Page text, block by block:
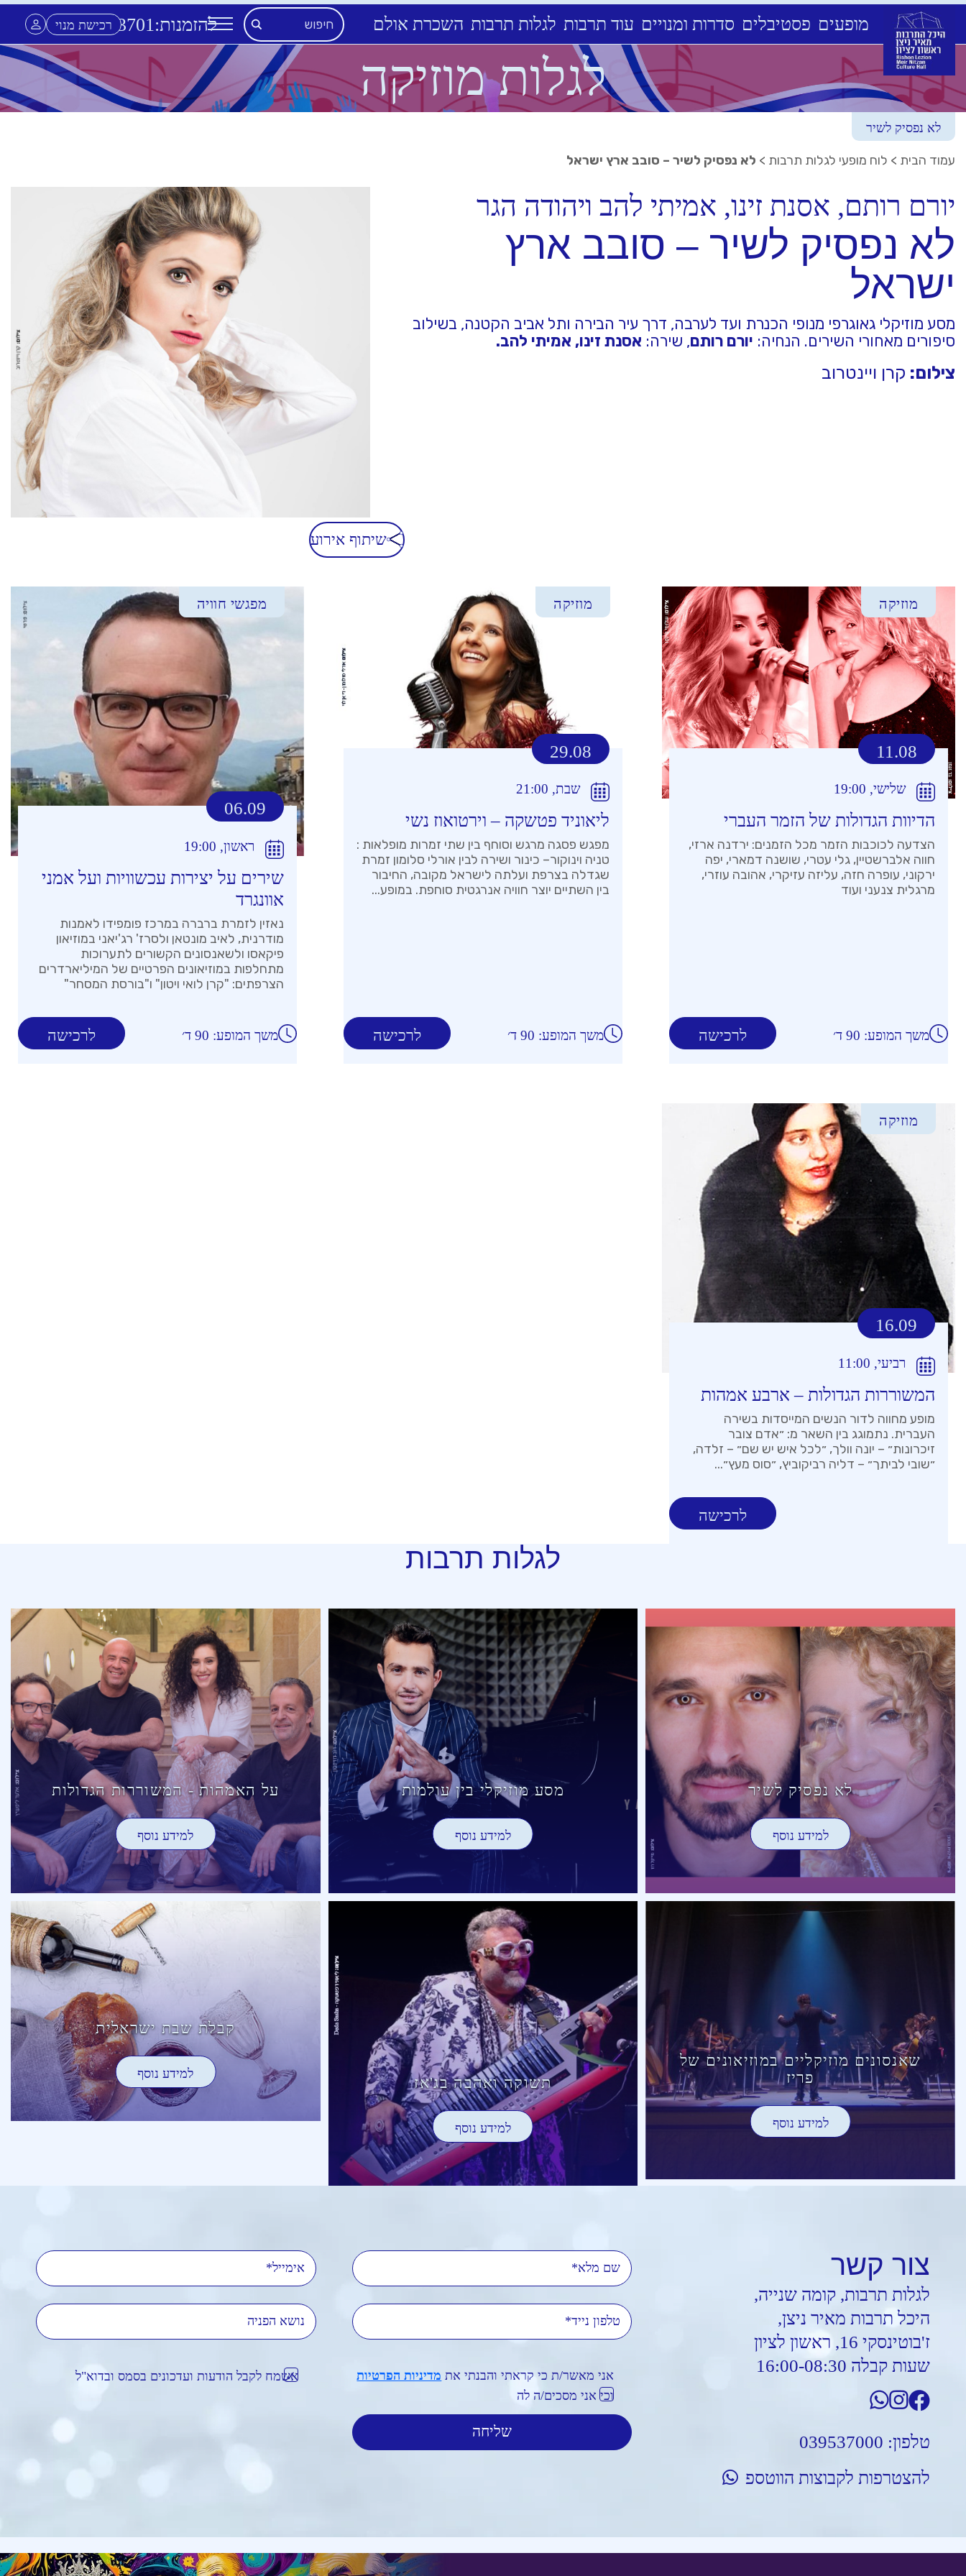
content
מופעים פסטיבלים סדרות ומנויים עוד תרבות לגלות תרבות השכרת אולם להזמנות: *3701 רכישת מנוי
לגלות מוזיקה
לא נפסיק לשיר
עמוד הבית > לוח מופעי לגלות תרבות > לא נפסיק לשיר – סובב ארץ ישראל
יורם רותם, אסנת זינו, אמיתי להב ויהודה הגר
לא נפסיק לשיר – סובב ארץ
ישראל
מסע מוזיקלי גאוגרפי מנופי הכנרת ועד לערבה, דרך עיר הבירה ותל אביב הקטנה, בשילוב
סיפורים מאחורי השירים. הנחיה: יורם רותם, שירה: אסנת זינו, אמיתי להב.
צילום: קרן ויינטרוב
שיתוף אירוע
מוזיקה
11.08
שלישי, 19:00
הדיוות הגדולות של הזמר העברי
הצדעה לכוכבות הזמר מכל הזמנים: ירדנה ארזי,
חווה אלברשטיין, גלי עטרי, שושנה דמארי, יפה
ירקוני, עופרה חזה, עליזה עזיקרי, אהובה עוזרי,
מרגלית צנעני ועוד
לרכישה משך המופע: 90 ד׳
מוזיקה
29.08
שבת, 21:00
ליאוניד פטשקה – וירטואוז נשי
מפגש פסגה מרגש וסוחף בין שתי זמרות מופלאות :
טניה וינוקור– כינור ושירה לבין אורלי סלומון זמרת
שגדלה בצרפת ועלתה לישראל מקובה, החיבור
בין השתיים יוצר חוויה אנרגטית סוחפת. במופע...
לרכישה משך המופע: 90 ד׳
מפגשי חוויה
06.09
ראשון, 19:00
שירים על יצירות עכשוויות ועל אמני
אוונגרד
נאזין לזמרת ברברה במרכז פומפידו לאמנות
מודרנית, לאיב מונטאן ולסרז' רג'יאני במוזיאון
פיקאסו ולשאנסונים הקשורים לתערוכות
מתחלפות במוזיאונים הפרטיים של המיליארדרים
הצרפתים: "קרן לואי ויטון" ו"בורסת המסחר"
לרכישה משך המופע: 90 ד׳
מוזיקה
16.09
רביעי, 11:00
המשוררות הגדולות – ארבע אמהות
מופע מחווה לדור הנשים המייסדות בשירה
העברית. נתמוגג בין השאר מ: ״אדם צובר
זיכרונות״ – יונה וולך, ״לכל איש יש שם״ – זלדה,
״שובי לביתך״ – דליה רביקוביץ, ״סוס מעץ״...
לרכישה
לגלות תרבות
לא נפסיק לשיר
למידע נוסף
מסע מוזיקלי בין עולמות
למידע נוסף
על האמהות - המשוררות הגדולות
למידע נוסף
שאנסונים מוזיקליים במוזיאונים של
פריז
למידע נוסף
תשוקה ואהבה בג'אז
למידע נוסף
קבלת שבת ישראלית
למידע נוסף
צור קשר
לגלות תרבות, קומה שנייה,
היכל תרבות מאיר ניצן,
ז'בוטינסקי 16, ראשון לציון
שעות קבלה 16:00-08:30
טלפון: 039537000
להצטרפות לקבוצות הווטספ
שם מלא אימייל
טלפון נייד נושא הפניה
אני מאשר/ת כי קראתי והבנתי את מדיניות הפרטיות
וכי אני מסכים/ה לה
אשמח לקבל הודעות ועדכונים בסמס ובדוא"ל